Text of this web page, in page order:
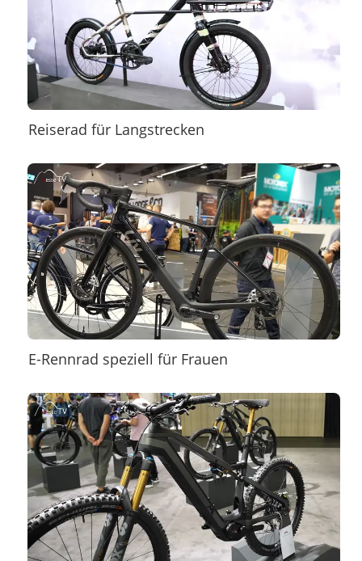
Reiserad für Langstrecken
E-Rennrad speziell für Frauen